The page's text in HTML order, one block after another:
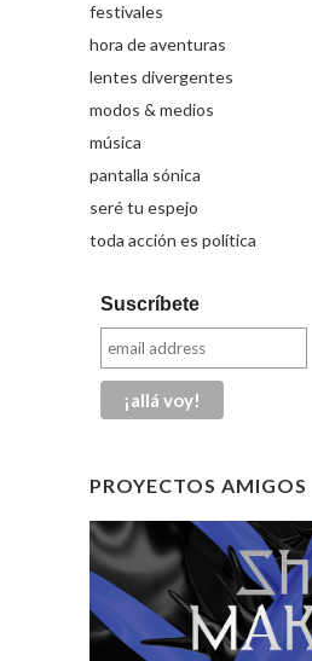
festivales
hora de aventuras
lentes divergentes
modos & medios
música
pantalla sónica
seré tu espejo
toda acción es política
Suscríbete
PROYECTOS AMIGOS